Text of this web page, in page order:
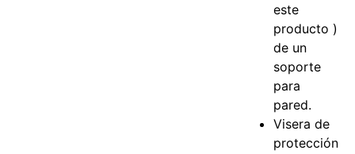
este
producto )
de un
soporte
para
pared.
Visera de
protección